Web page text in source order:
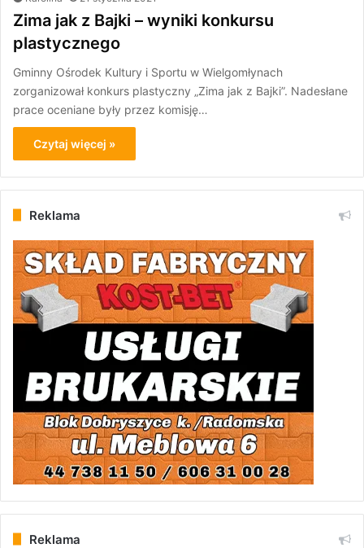
Zima jak z Bajki – wyniki konkursu
plastycznego
Gminny Ośrodek Kultury i Sportu w Wielgomłynach
zorganizował konkurs plastyczny „Zima jak z Bajki”. Nadesłane
prace oceniane były przez komisję…
Czytaj więcej »
Reklama
Reklama